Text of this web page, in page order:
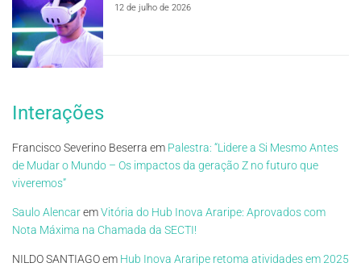
12 de julho de 2026
Interações
Francisco Severino Beserra em Palestra: “Lidere a Si Mesmo Antes
de Mudar o Mundo – Os impactos da geração Z no futuro que
viveremos”
Saulo AlencaremVitória do Hub Inova Araripe: Aprovados com
Nota Máxima na Chamada da SECTI!
NILDO SANTIAGOem Hub Inova Araripe retoma atividades em 2025